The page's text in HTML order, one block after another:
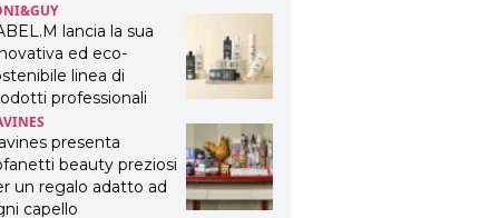
presenta
beauty preziosi
un regalo adatto ad
capelloWORLDWIDE
Worldwide
presenta THE
& WELLNESS
2022: I